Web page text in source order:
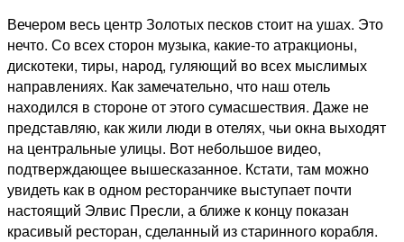
Вечером весь центр Золотых песков стоит на ушах. Это
нечто. Со всех сторон музыка, какие-то атракционы,
дискотеки, тиры, народ, гуляющий во всех мыслимых
направлениях. Как замечательно, что наш отель
находился в стороне от этого сумасшествия. Даже не
представляю, как жили люди в отелях, чьи окна выходят
на центральные улицы. Вот небольшое видео,
подтверждающее вышесказанное. Кстати, там можно
увидеть как в одном ресторанчике выступает почти
настоящий Элвис Пресли, а ближе к концу показан
красивый ресторан, сделанный из старинного корабля.